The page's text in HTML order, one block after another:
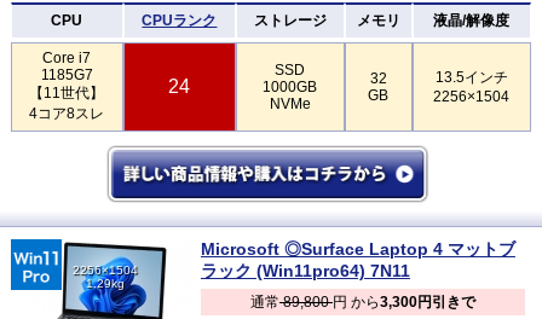
CPU CPUランク ストレージ メモリ 液晶/解像度
Core i7
1185G7
【11世代】
4コア8スレ
24
SSD
1000GB
NVMe
32
GB
13.5インチ
2256×1504
2256×1504
1.29kg
Microsoft ◎Surface Laptop 4 マットブ
ラック (Win11pro64) 7N11
通常89,800円 から3,300円引きで